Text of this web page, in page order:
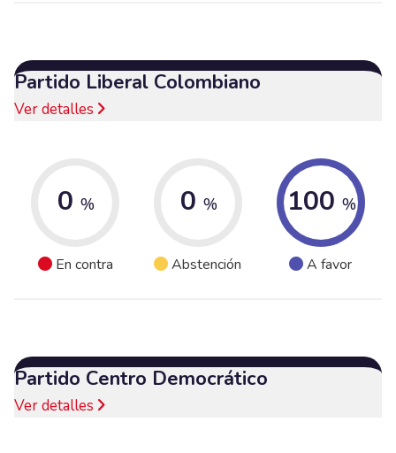
Partido Liberal Colombiano
Ver detalles
0 %
En contra
0 %
Abstención
100 %
A favor
Partido Centro Democrático
Ver detalles